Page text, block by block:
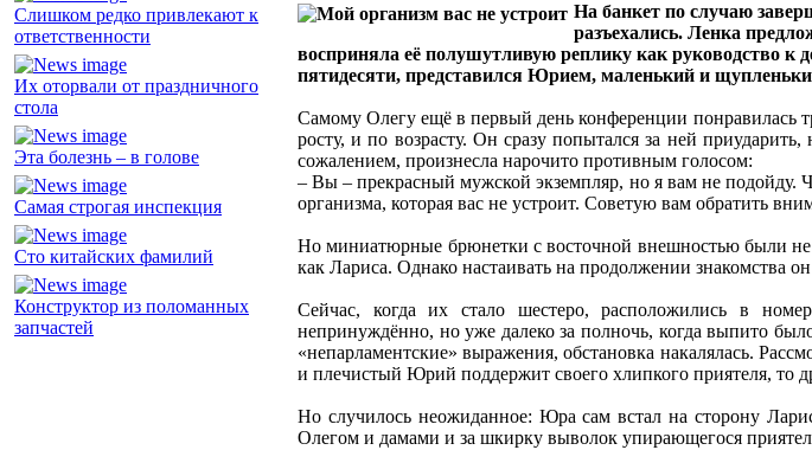
Слишком редко привлекают к
ответственности
Их оторвали от праздничного
стола
Эта болезнь – в голове
Самая строгая инспекция
Сто китайских фамилий
Конструктор из поломанных
запчастей
На банкет по случаю
разъехались. Ленка
восприняла её полушутливую реплику как руководство
пятидесяти, представился Юрием, маленький и
Самому Олегу ещё в первый день конференции понравилась
росту, и по возрасту. Он сразу попытался за ней
сожалением, произнесла нарочито противным голосом:
– Вы – прекрасный мужской экземпляр, но я вам не подойду.
организма, которая вас не устроит. Советую вам обратить
Но миниатюрные брюнетки с восточной внешностью были
как Лариса. Однако настаивать на продолжении знакомства он
Сейчас, когда их стало шестеро, расположились в
непринуждённо, но уже далеко за полночь, когда выпито
«непарламентские» выражения, обстановка накалялась.
и плечистый Юрий поддержит своего хлипкого приятеля, то
Но случилось неожиданное: Юра сам встал на сторону
Олегом и дамами и за шкирку выволок упирающегося